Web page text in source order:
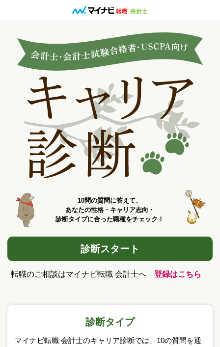
10問の質問に答えて、
あなたの性格・キャリア志向・
診断タイプに合った職種をチェック！
診断スタート
転職のご相談はマイナビ転職 会計士へ 登録はこちら
診断タイプ
マイナビ転職 会計士のキャリア診断では、10の質問を通